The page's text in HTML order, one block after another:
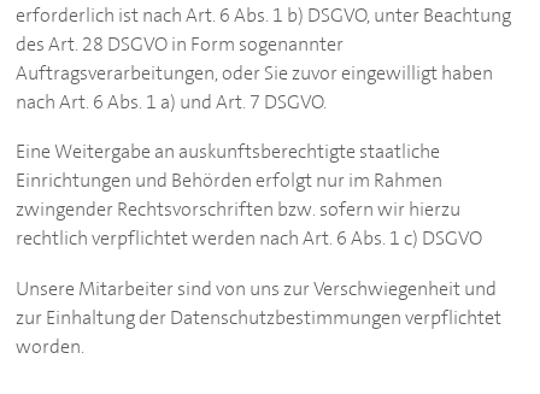
erforderlich ist nach Art. 6 Abs. 1 b) DSGVO, unter Beachtung
des Art. 28 DSGVO in Form sogenannter
Auftragsverarbeitungen, oder Sie zuvor eingewilligt haben
nach Art. 6 Abs. 1 a) und Art. 7 DSGVO.
Eine Weitergabe an auskunftsberechtigte staatliche
Einrichtungen und Behörden erfolgt nur im Rahmen
zwingender Rechtsvorschriften bzw. sofern wir hierzu
rechtlich verpflichtet werden nach Art. 6 Abs. 1 c) DSGVO
Unsere Mitarbeiter sind von uns zur Verschwiegenheit und
zur Einhaltung der Datenschutzbestimmungen verpflichtet
worden.